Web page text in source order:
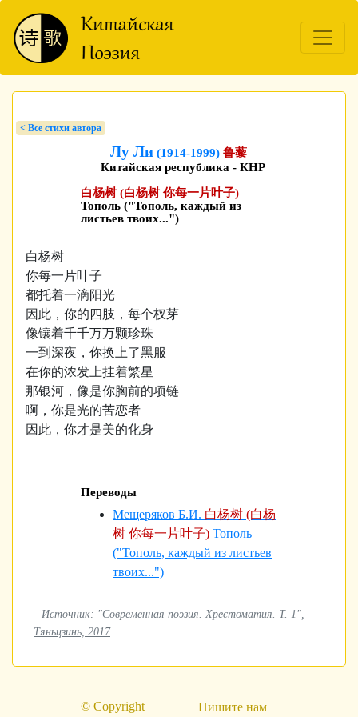
< Bсе стихи автора
Лу Ли (1914-1999) 鲁藜
Китайская республика - КНР
白杨树 (白杨树 你每一片叶子)
Тополь ("Тополь, каждый из
листьев твоих...")
白杨树
你每一片叶子
都托着一滴阳光
因此，你的四肢，每个杈芽
像镶着千千万万颗珍珠
一到深夜，你换上了黑服
在你的浓发上挂着繁星
那银河，像是你胸前的项链
啊，你是光的苦恋者
因此，你才是美的化身
Переводы
Мещеряков Б.И. 白杨树 (白杨
树 你每一片叶子) Тополь
("Тополь, каждый из листьев
твоих...")
Источник: "Современная поэзия. Хрестоматия. Т. 1",
Тяньцзинь, 2017
© Copyright Пишите нам